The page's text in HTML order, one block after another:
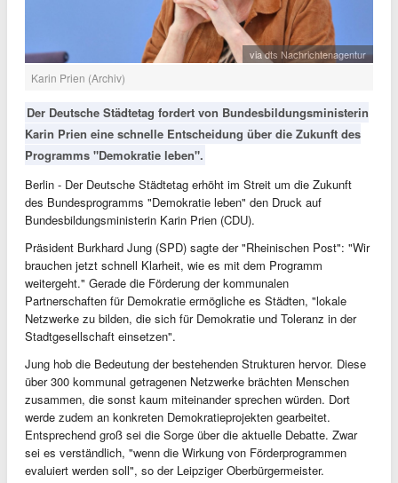
via dts Nachrichtenagentur
Karin Prien (Archiv)
Der Deutsche Städtetag fordert von Bundesbildungsministerin
Karin Prien eine schnelle Entscheidung über die Zukunft des
Programms "Demokratie leben".
Berlin - Der Deutsche Städtetag erhöht im Streit um die Zukunft
des Bundesprogramms "Demokratie leben" den Druck auf
Bundesbildungsministerin Karin Prien (CDU).
Präsident Burkhard Jung (SPD) sagte der "Rheinischen Post": "Wir
brauchen jetzt schnell Klarheit, wie es mit dem Programm
weitergeht." Gerade die Förderung der kommunalen
Partnerschaften für Demokratie ermögliche es Städten, "lokale
Netzwerke zu bilden, die sich für Demokratie und Toleranz in der
Stadtgesellschaft einsetzen".
Jung hob die Bedeutung der bestehenden Strukturen hervor. Diese
über 300 kommunal getragenen Netzwerke brächten Menschen
zusammen, die sonst kaum miteinander sprechen würden. Dort
werde zudem an konkreten Demokratieprojekten gearbeitet.
Entsprechend groß sei die Sorge über die aktuelle Debatte. Zwar
sei es verständlich, "wenn die Wirkung von Förderprogrammen
evaluiert werden soll", so der Leipziger Oberbürgermeister.